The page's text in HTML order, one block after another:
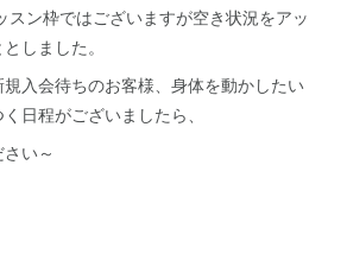
スン枠ではございますが空き状況をアッ
しました。
入会待ちのお客様、身体を動かしたい
日程がございましたら、
い～